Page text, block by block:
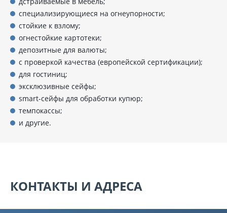
специализирующиеся на огнеупорности;
стойкие к взлому;
огнестойкие картотеки;
депозитные для валюты;
с проверкой качества (европейской сертификации);
для гостиниц;
эксклюзивные сейфы;
smart-сейфы для обработки купюр;
темпокассы;
и другие.
КОНТАКТЫ И АДРЕСА